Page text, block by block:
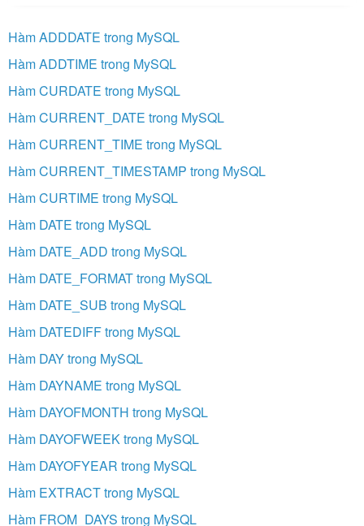
Hàm ADDDATE trong MySQL
Hàm ADDTIME trong MySQL
Hàm CURDATE trong MySQL
Hàm CURRENT_DATE trong MySQL
Hàm CURRENT_TIME trong MySQL
Hàm CURRENT_TIMESTAMP trong MySQL
Hàm CURTIME trong MySQL
Hàm DATE trong MySQL
Hàm DATE_ADD trong MySQL
Hàm DATE_FORMAT trong MySQL
Hàm DATE_SUB trong MySQL
Hàm DATEDIFF trong MySQL
Hàm DAY trong MySQL
Hàm DAYNAME trong MySQL
Hàm DAYOFMONTH trong MySQL
Hàm DAYOFWEEK trong MySQL
Hàm DAYOFYEAR trong MySQL
Hàm EXTRACT trong MySQL
Hàm FROM_DAYS trong MySQL